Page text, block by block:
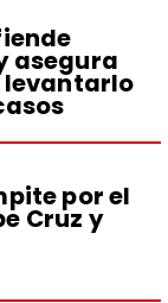
asegura
levantarlo
por el
Cruz y